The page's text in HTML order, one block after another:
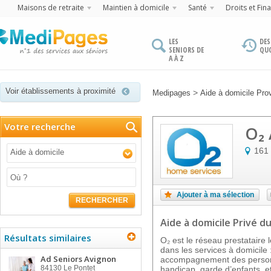
Maisons de retraite Maintien à domicile Santé Droits et
LES
SENIORS DE
A À Z
Voir établissements à proximité Medipages > Aide à domicile
Votre recherche
Aide à domicile
RECHERCHER
Résultats similaires
Ad Seniors Avignon
84130 Le Pontet
161
Ajouter à ma sélection
Aide à domicile Privé
O₂ est le réseau prestataire
dans les services à
accompagnement des